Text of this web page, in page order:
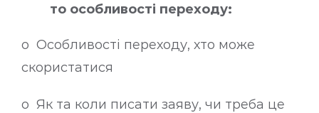
то особливості переходу:
o Особливості переходу, хто може
скористатися
o Як та коли писати заяву, чи треба це